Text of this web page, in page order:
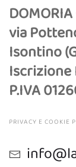
via
Isontino
Iscrizione
P.IVA
PRIVACY E COOKIE